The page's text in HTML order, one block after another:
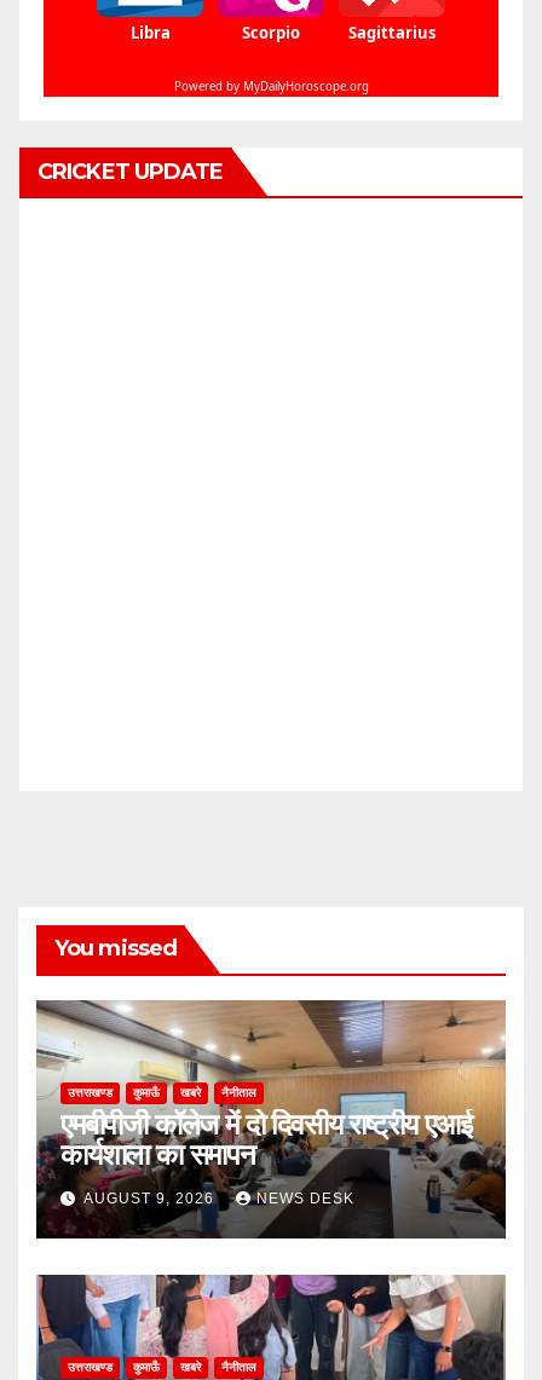
CRICKET UPDATE
You missed
उत्तराखण्ड कुमाऊँ खबरे नैनीताल
एमबीपीजी कॉलेज में दो दिवसीय राष्ट्रीय एआई
कार्यशाला का समापन
AUGUST 9, 2026 NEWS DESK
उत्तराखण्ड कुमाऊँ खबरे नैनीताल